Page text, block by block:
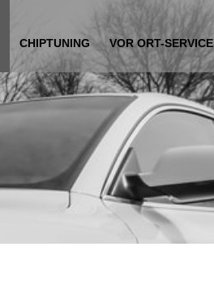
CHIPTUNING VOR ORT-SERVICE